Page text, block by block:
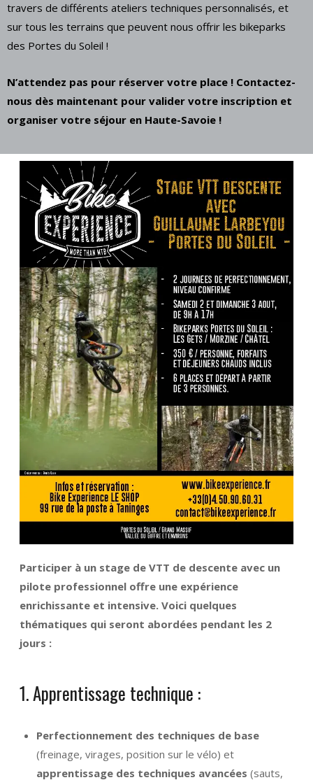
travers de différents ateliers techniques personnalisés, et
sur tous les terrains que peuvent nous offrir les bikeparks
des Portes du Soleil !
N’attendez pas pour réserver votre place ! Contactez-
nous dès maintenant pour valider votre inscription et
organiser votre séjour en Haute-Savoie !
Participer à un stage de VTT de descente avec un
pilote professionnel offre une expérience
enrichissante et intensive. Voici quelques
thématiques qui seront abordées pendant les 2
jours :
1. Apprentissage technique :
Perfectionnement des techniques de base
(freinage, virages, position sur le vélo) et
apprentissage des techniques avancées (sauts,